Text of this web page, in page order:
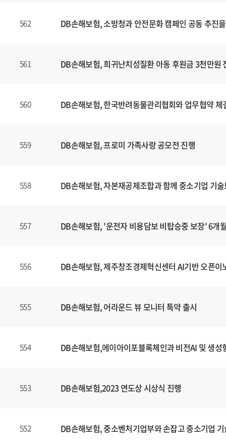
562 DB손해보험, 소방청과 안전문화 캠페인 공동 추진
561 DB손해보험, 희귀난치성질환 아동 후원금 3천만원
560 DB손해보험, 한국반려동물관리협회와 업무협약 체
559 DB손해보험, 프로미 가족사랑 공모전 진행
558 DB손해보험, 자본재공제조합과 함께 중소기업 기
557 DB손해보험, '운전자 비용담보 비탑승중 보장' 6개
556 DB손해보험, 제주창조경제혁신센터 AI기반 오픈
555 DB손해보험, 어라운드 뷰 모니터 특약 출시
554 DB손해보험,에이아이포블록체인과 비전AI 및 생
553 DB손해보험,2023 연도상 시상식 진행
552 DB손해보험, 중소벤처기업부와 손잡고 중소기업